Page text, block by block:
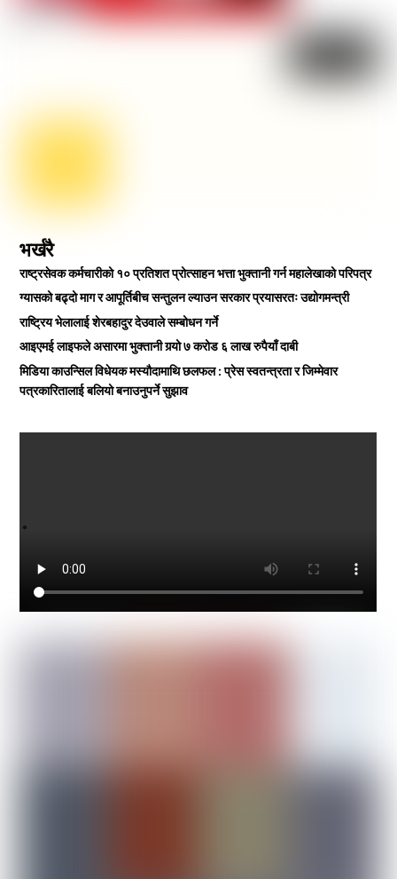
भर्खरै
राष्ट्रसेवक कर्मचारीको १० प्रतिशत प्रोत्साहन भत्ता भुक्तानी गर्न महालेखाको परिपत्र
ग्यासको बढ्दो माग र आपूर्तिबीच सन्तुलन ल्याउन सरकार प्रयासरतः उद्योगमन्त्री
राष्ट्रिय भेलालाई शेरबहादुर देउवाले सम्बोधन गर्ने
आइएमई लाइफले असारमा भुक्तानी गर्‍यो ७ करोड ६ लाख रुपैयाँ दाबी
मिडिया काउन्सिल विधेयक मस्यौदामाथि छलफल : प्रेस स्वतन्त्रता र जिम्मेवार
पत्रकारितालाई बलियो बनाउनुपर्ने सुझाव